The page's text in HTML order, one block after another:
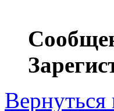
Вернуться